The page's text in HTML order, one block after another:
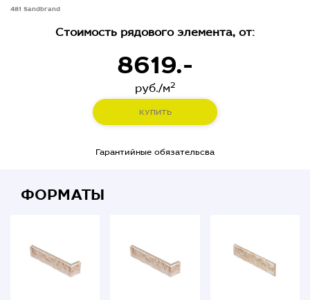
481 Sandbrand
Стоимость рядового элемента, от:
8619.-
руб./м2
КУПИТЬ
Гарантийные обязательсва
ФОРМАТЫ